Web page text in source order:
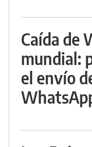
Caída de
mundial:
el envío